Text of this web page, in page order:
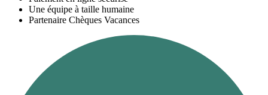
Une équipe à taille humaine
Partenaire Chèques Vacances